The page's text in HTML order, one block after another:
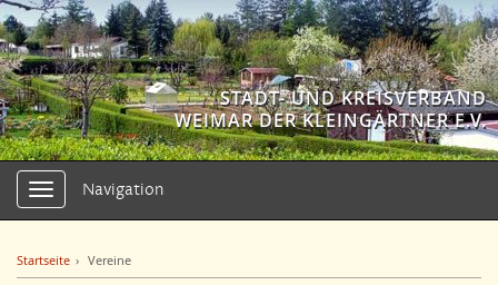
STADT- UND KREISVERBAND
WEIMAR DER KLEINGÄRTNER E.V.
Navigation
ein-/ausblenden
Navigation
Startseite Vereine